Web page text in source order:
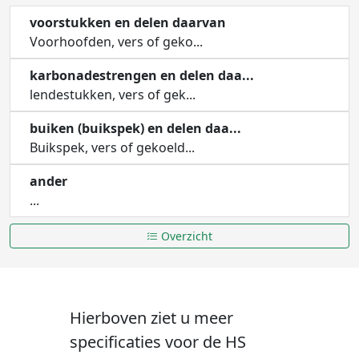
voorstukken en delen daarvan
Voorhoofden, vers of geko...
karbonadestrengen en delen daa...
lendestukken, vers of gek...
buiken (buikspek) en delen daa...
Buikspek, vers of gekoeld...
ander
...
Overzicht
Hierboven ziet u meer
specificaties voor de HS